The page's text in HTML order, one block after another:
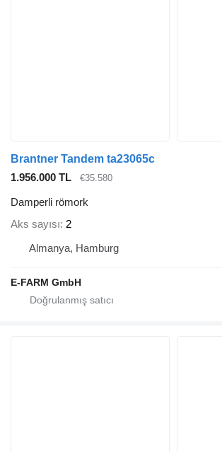
Brantner Tandem ta23065c
1.956.000 TL
€35.580
Damperli römork
Aks sayısı 2
Almanya, Hamburg
E-FARM GmbH